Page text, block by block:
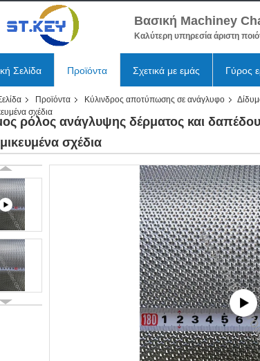
Βασική Machiney
Καλύτερη υπηρεσία άριστη
Σελίδα Προϊόντα Σχετικά με εμάς Γύρος
Προϊόντα Κύλινδρος αποτύπωσης σε ανάγλυφο
σχέδια
ρόλος ανάγλυψης δέρματος και
σχέδια